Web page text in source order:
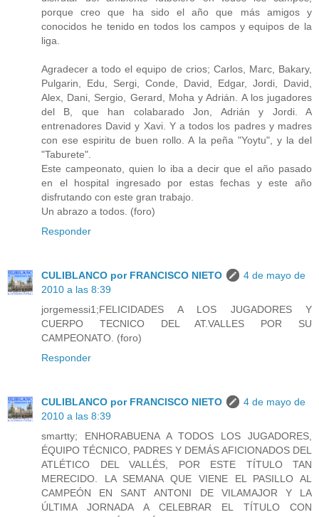
porque creo que ha sido el año que más amigos y
conocidos he tenido en todos los campos y equipos de la
liga.
Agradecer a todo el equipo de crios; Carlos, Marc, Bakary,
Pulgarin, Edu, Sergi, Conde, David, Edgar, Jordi, David,
Alex, Dani, Sergio, Gerard, Moha y Adrián. A los jugadores
del B, que han colabarado Jon, Adrián y Jordi. A
entrenadores David y Xavi. Y a todos los padres y madres
con ese espiritu de buen rollo. A la peña "Yoytu", y la del
"Taburete".
Este campeonato, quien lo iba a decir que el año pasado
en el hospital ingresado por estas fechas y este año
disfrutando con este gran trabajo.
Un abrazo a todos. (foro)
Responder
CULIBLANCO por FRANCISCO NIETO
4 de mayo de
2010 a las 8:39
jorgemessi1;FELICIDADES A LOS JUGADORES Y
CUERPO TECNICO DEL AT.VALLES POR SU
CAMPEONATO. (foro)
Responder
CULIBLANCO por FRANCISCO NIETO
4 de mayo de
2010 a las 8:39
smartty; ENHORABUENA A TODOS LOS JUGADORES,
ÉQUIPO TÉCNICO, PADRES Y DEMÁS AFICIONADOS DEL
ATLÉTICO DEL VALLÉS, POR ESTE TÍTULO TAN
MERECIDO. LA SEMANA QUE VIENE EL PASILLO AL
CAMPEÓN EN SANT ANTONI DE VILAMAJOR Y LA
ÚLTIMA JORNADA A CELEBRAR EL TÍTULO CON